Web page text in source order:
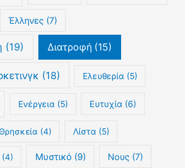
Έλληνες (7)
(19) Διατροφή (15)
(18) Ελευθερία (5)
Ενέργεια (5) Ευτυχία (6)
(4) Λίστα (5)
(4) Μυστικό (9) Νους (7)